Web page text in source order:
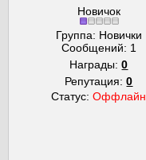
Новичок
Группа: Новички
Сообщений: 1
Награды:0
Репутация:0
Статус:Оффлайн